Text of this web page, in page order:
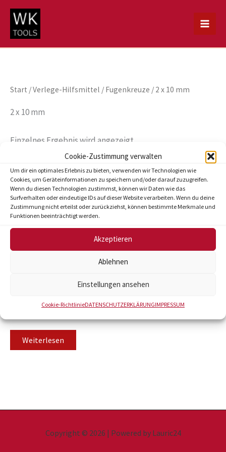
Cookie-Zustimmung verwalten
Um dir ein optimales Erlebnis zu bieten, verwenden wir Technologien wie
Cookies, um Geräteinformationen zu speichern und/oder darauf zuzugreifen.
Wenn du diesen Technologien zustimmst, können wir Daten wie das
Surfverhalten oder eindeutige IDs auf dieser Website verarbeiten. Wenn du deine
Zustimmung nicht erteilst oder zurückziehst, können bestimmte Merkmale und
Funktionen beeinträchtigt werden.
Akzeptieren
Ablehnen
Einstellungen ansehen
Cookie-RichtlinieDATENSCHUTZERKLÄRUNGIMPRESSUM
Zum
Inhalt
springen
Start /Verlege-Hilfsmittel / Fugenkreuze / 2 x 10 mm
2 x 10 mm
Einzelnes Ergebnis wird angezeigt
Weiterlesen
Copyright © 2026 | Powered by Lauric24